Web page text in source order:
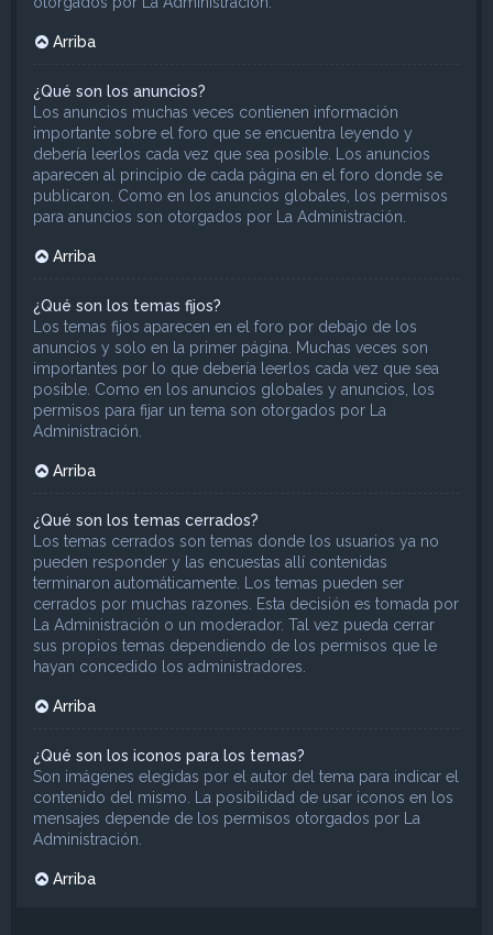
Arriba
¿Qué son los anuncios?
Los anuncios muchas veces contienen información
importante sobre el foro que se encuentra leyendo y
debería leerlos cada vez que sea posible. Los anuncios
aparecen al principio de cada página en el foro donde se
publicaron. Como en los anuncios globales, los permisos
para anuncios son otorgados por La Administración.
Arriba
¿Qué son los temas fijos?
Los temas fijos aparecen en el foro por debajo de los
anuncios y solo en la primer página. Muchas veces son
importantes por lo que debería leerlos cada vez que sea
posible. Como en los anuncios globales y anuncios, los
permisos para fijar un tema son otorgados por La
Administración.
Arriba
¿Qué son los temas cerrados?
Los temas cerrados son temas donde los usuarios ya no
pueden responder y las encuestas allí contenidas
terminaron automáticamente. Los temas pueden ser
cerrados por muchas razones. Esta decisión es tomada por
La Administración o un moderador. Tal vez pueda cerrar
sus propios temas dependiendo de los permisos que le
hayan concedido los administradores.
Arriba
¿Qué son los iconos para los temas?
Son imágenes elegidas por el autor del tema para indicar el
contenido del mismo. La posibilidad de usar iconos en los
mensajes depende de los permisos otorgados por La
Administración.
Arriba